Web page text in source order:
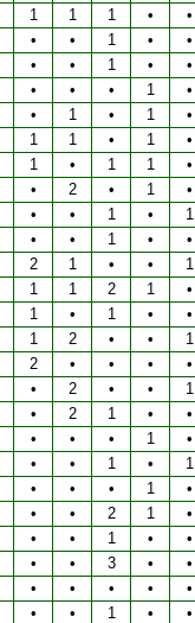
1 1 1 •
•
• • 1 •
•
• • 1 •
•
• • • 1
•
• 1 • 1
•
1 1 • 1
•
1 • 1 1
•
• 2 • 1
•
• • 1 •
1
• • 1 •
•
2 1 • •
1
1 1 2 1
•
1 • 1 •
•
1 2 • •
1
2 • • •
•
• 2 • •
1
• 2 1 •
•
• • • 1
•
• • 1 •
1
• • • 1
•
• • 2 1
•
• • 1 •
•
• • 3 •
•
• • • •
•
• • 1 •
•